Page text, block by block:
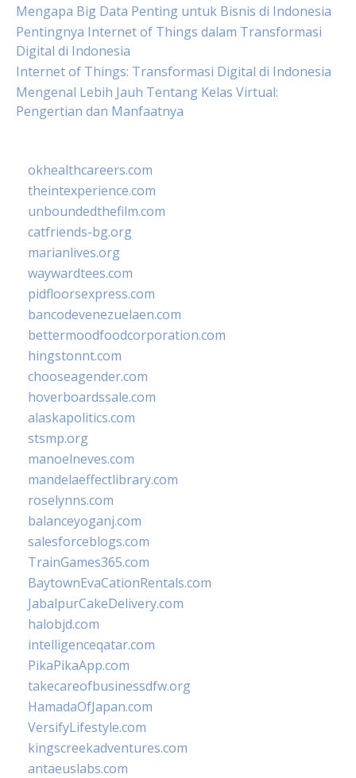
Mengapa Big Data Penting untuk Bisnis di Indonesia
Pentingnya Internet of Things dalam Transformasi
Digital di Indonesia
Internet of Things: Transformasi Digital di Indonesia
Mengenal Lebih Jauh Tentang Kelas Virtual:
Pengertian dan Manfaatnya
okhealthcareers.com
theintexperience.com
unboundedthefilm.com
catfriends-bg.org
marianlives.org
waywardtees.com
pidfloorsexpress.com
bancodevenezuelaen.com
bettermoodfoodcorporation.com
hingstonnt.com
chooseagender.com
hoverboardssale.com
alaskapolitics.com
stsmp.org
manoelneves.com
mandelaeffectlibrary.com
roselynns.com
balanceyoganj.com
salesforceblogs.com
TrainGames365.com
BaytownEvaCationRentals.com
JabalpurCakeDelivery.com
halobjd.com
intelligenceqatar.com
PikaPikaApp.com
takecareofbusinessdfw.org
HamadaOfJapan.com
VersifyLifestyle.com
kingscreekadventures.com
antaeuslabs.com